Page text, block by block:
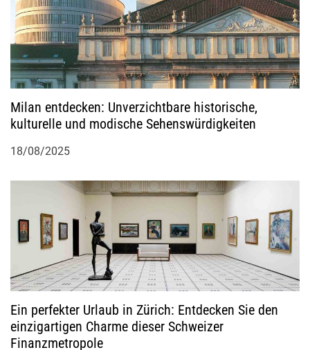
Milan entdecken: Unverzichtbare historische,
kulturelle und modische Sehenswürdigkeiten
18/08/2025
Ein perfekter Urlaub in Zürich: Entdecken Sie den
einzigartigen Charme dieser Schweizer
Finanzmetropole